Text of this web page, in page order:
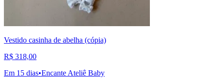
Vestido casinha de abelha (cópia)
R$ 318,00
Em 15 dias•Encante Ateliê Baby